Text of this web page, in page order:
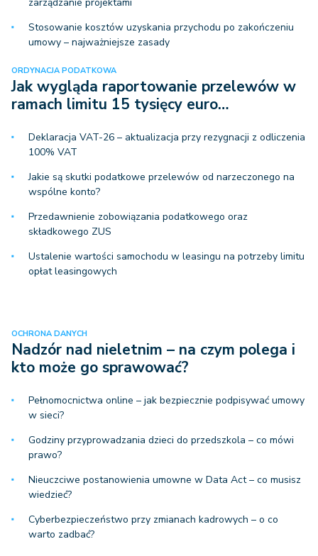
zarządzanie projektami
Stosowanie kosztów uzyskania przychodu po zakończeniu
umowy – najważniejsze zasady
ORDYNACJA PODATKOWA
Jak wygląda raportowanie przelewów w
ramach limitu 15 tysięcy euro…
Deklaracja VAT-26 – aktualizacja przy rezygnacji z odliczenia
100% VAT
Jakie są skutki podatkowe przelewów od narzeczonego na
wspólne konto?
Przedawnienie zobowiązania podatkowego oraz
składkowego ZUS
Ustalenie wartości samochodu w leasingu na potrzeby limitu
opłat leasingowych
OCHRONA DANYCH
Nadzór nad nieletnim – na czym polega i
kto może go sprawować?
Pełnomocnictwa online – jak bezpiecznie podpisywać umowy
w sieci?
Godziny przyprowadzania dzieci do przedszkola – co mówi
prawo?
Nieuczciwe postanowienia umowne w Data Act – co musisz
wiedzieć?
Cyberbezpieczeństwo przy zmianach kadrowych – o co
warto zadbać?